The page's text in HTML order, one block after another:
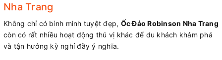
Nha Trang
Không chỉ có bình minh tuyệt đẹp, Ốc Đảo Robinson Nha Trang
còn có rất nhiều hoạt động thú vị khác để du khách khám phá
và tận hưởng kỳ nghỉ đầy ý nghĩa.